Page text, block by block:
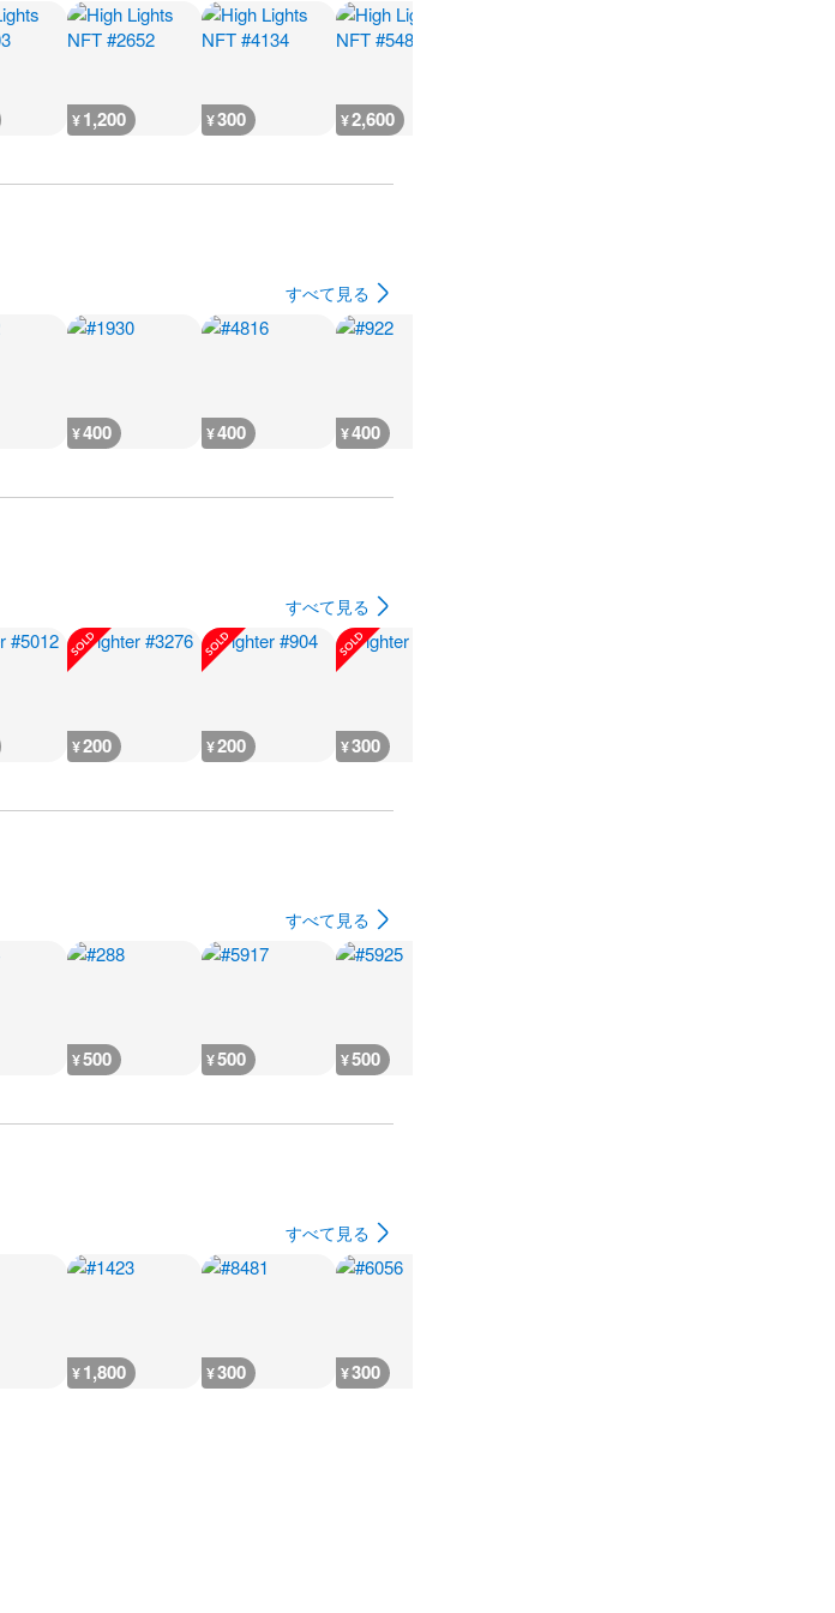
¥1,200 ¥300 ¥2,600
すべて見る
¥400 ¥400 ¥400
すべて見る
¥200 ¥200 ¥300
すべて見る
¥500 ¥500 ¥500
すべて見る
¥1,800 ¥300 ¥300